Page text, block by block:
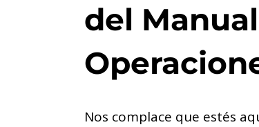
del
Nos complace que estés